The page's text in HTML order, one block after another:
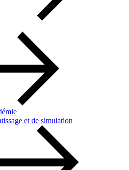
et de simulation